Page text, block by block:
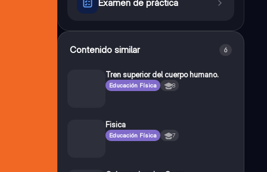
Examen de práctica
Contenido similar 6
Tren superior del cuerpo humano.
Educación Física 8
Fisica
Educación Física 7